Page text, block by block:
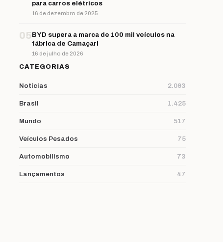
para carros elétricos
16 de dezembro de 2025
05BYD supera a marca de 100 mil veículos na
fábrica de Camaçari
16 de julho de 2026
CATEGORIAS
Notícias 2.093
Brasil 1.425
Mundo 517
Veículos Pesados 75
Automobilismo 73
Lançamentos 47